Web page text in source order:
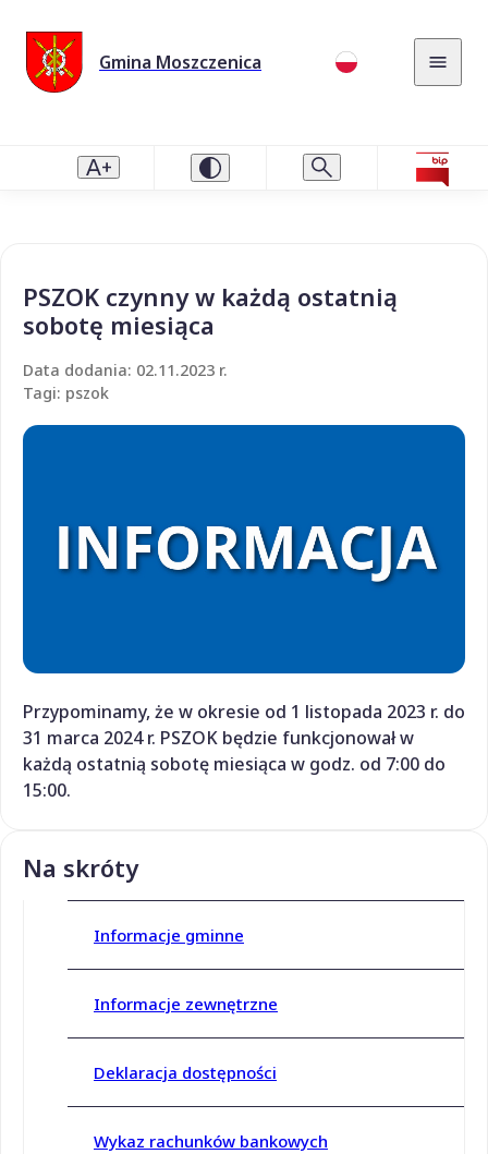
Gmina Moszczenica
PSZOK czynny w każdą ostatnią
sobotę miesiąca
Data dodania: 02.11.2023 r.
Tagi: pszok
Przypominamy, że w okresie od 1 listopada 2023 r. do
31 marca 2024 r. PSZOK będzie funkcjonował w
każdą ostatnią sobotę miesiąca w godz. od 7:00 do
15:00.
Na skróty
Informacje gminne
Informacje zewnętrzne
Deklaracja dostępności
Wykaz rachunków bankowych